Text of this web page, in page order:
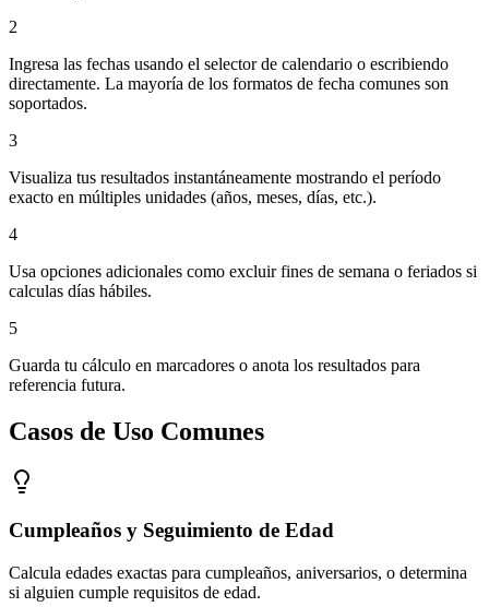
2
Ingresa las fechas usando el selector de calendario o escribiendo
directamente. La mayoría de los formatos de fecha comunes son
soportados.
3
Visualiza tus resultados instantáneamente mostrando el período
exacto en múltiples unidades (años, meses, días, etc.).
4
Usa opciones adicionales como excluir fines de semana o feriados si
calculas días hábiles.
5
Guarda tu cálculo en marcadores o anota los resultados para
referencia futura.
Casos de Uso Comunes
Cumpleaños y Seguimiento de Edad
Calcula edades exactas para cumpleaños, aniversarios, o determina
si alguien cumple requisitos de edad.